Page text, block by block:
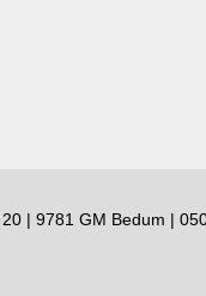
| 9781 GM Bedum |